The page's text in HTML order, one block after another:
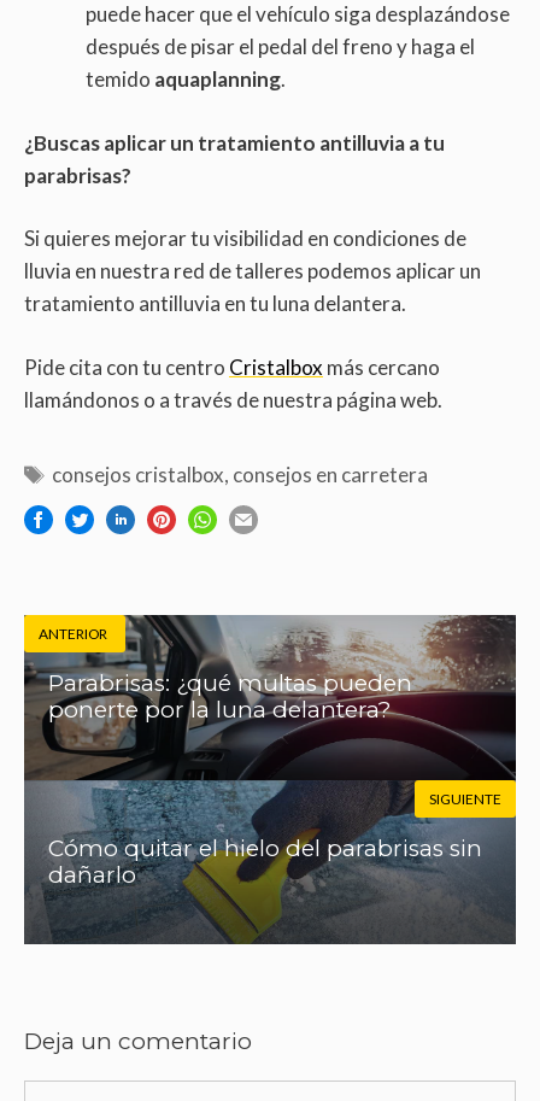
puede hacer que el vehículo siga desplazándose
después de pisar el pedal del freno y haga el
temido aquaplanning.
¿Buscas aplicar un tratamiento antilluvia a tu
parabrisas?
Si quieres mejorar tu visibilidad en condiciones de
lluvia en nuestra red de talleres podemos aplicar un
tratamiento antilluvia en tu luna delantera.
Pide cita con tu centro Cristalbox más cercano
llamándonos o a través de nuestra página web.
consejos cristalbox, consejos en carretera
ANTERIOR
Parabrisas: ¿qué multas pueden
ponerte por la luna delantera?
Cómo quitar el hielo del parabrisas sin
dañarlo
SIGUIENTE
Deja un comentario